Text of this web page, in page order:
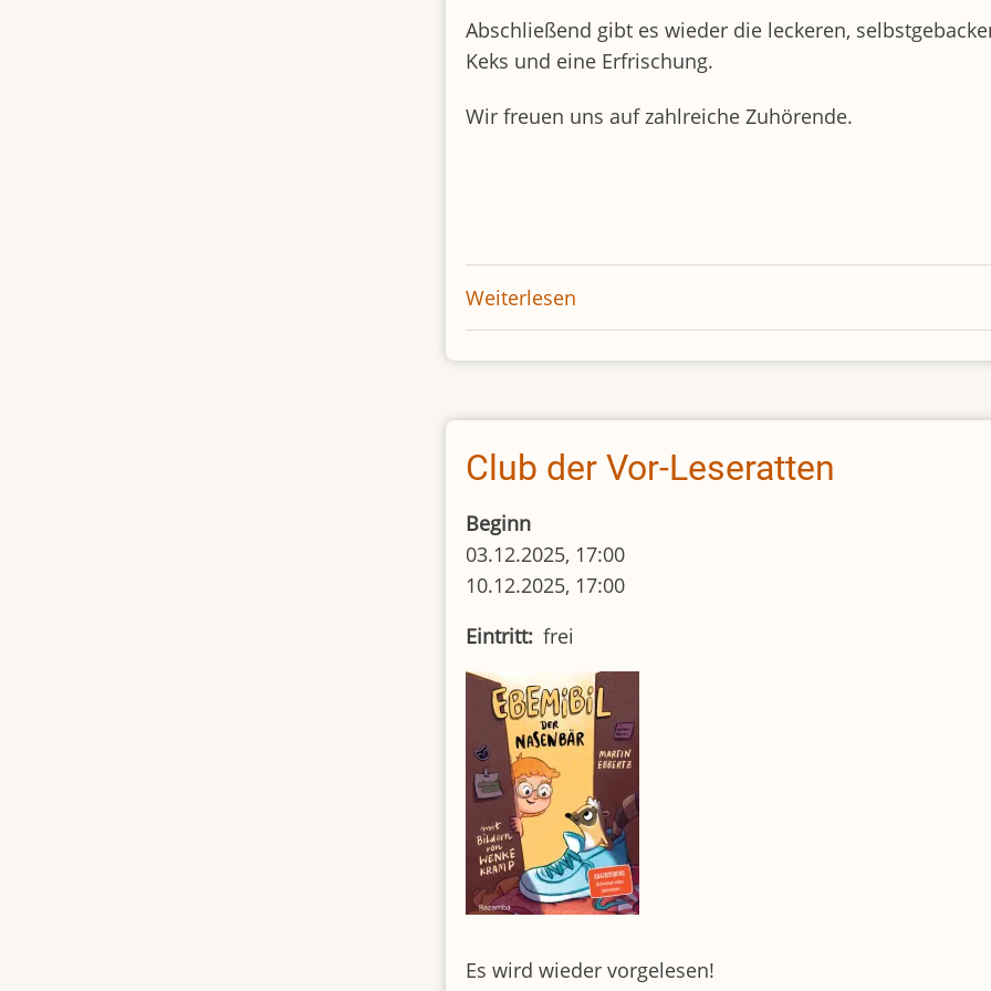
Abschließend gibt es wieder die leckeren,
Keks und eine Erfrischung.
Wir freuen uns auf zahlreiche Zuhörende.
Weiterlesen
Club
der
2026
Club der Vor-Leseratten
Beginn
03.12.2025, 17:00
10.12.2025, 17:00
Eintritt
frei
Es wird wieder vorgelesen!